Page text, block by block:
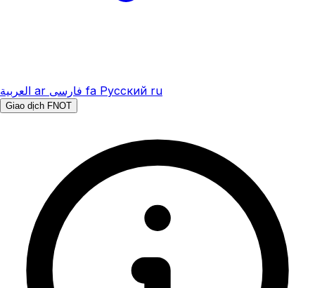
العربية ar فارسی fa Русский ru
Giao dịch FNOT